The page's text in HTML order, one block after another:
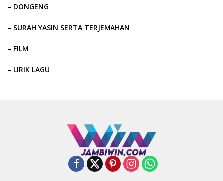
– DONGENG
– SURAH YASIN SERTA TERJEMAHAN
– FILM
– LIRIK LAGU